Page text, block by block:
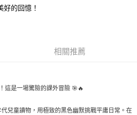
請瀏覽以下網址：
時，將依據個別帳號之用戶狀況，依本公司即
停止該用戶之使用額度並採取法律行動。
的回憶！
相關推薦
這是一場驚險的課外冒險 🎯🔥
代兒童讀物，用極致的黑色幽默挑戰平庸日常。在